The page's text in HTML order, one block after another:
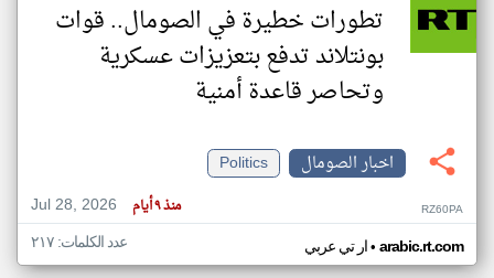
تطورات خطيرة في الصومال.. قوات
بونتلاند تدفع بتعزيزات عسكرية
وتحاصر قاعدة أمنية
اخبار الصومال
Politics
Jul 28, 2026
منذ ٩ أيام RZ60PA
ار تي عربي• arabic.rt.com عدد الكلمات: ٢١٧